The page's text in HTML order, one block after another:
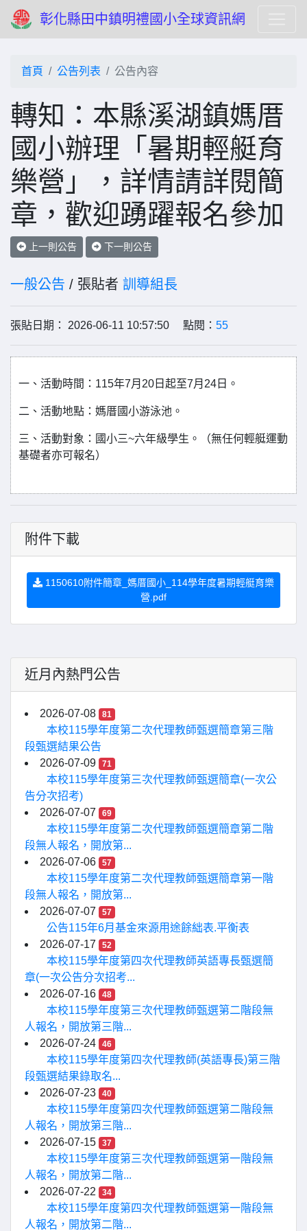
彰化縣田中鎮明禮國小全球資訊網
首頁 公告列表 公告內容
轉知：本縣溪湖鎮媽厝
國小辦理「暑期輕艇育
樂營」，詳情請詳閱簡
章，歡迎踴躍報名參加
上一則公告 下一則公告
一般公告 / 張貼者 訓導組長
張貼日期： 2026-06-11 10:57:50 點閱： 55
一、活動時間：115年7月20日起至7月24日。
二、活動地點：媽厝國小游泳池。
三、活動對象：國小三~六年級學生。（無任何輕艇運動
基礎者亦可報名）
附件下載
1150610附件簡章_媽厝國小_114學年度暑期輕艇育樂
營.pdf
近月內熱門公告
2026-07-08 81
本校115學年度第二次代理教師甄選簡章第三階
段甄選結果公告
2026-07-09
71
本校115學年度第三次代理教師甄選簡章(一次公
告分次招考)
2026-07-07
69
本校115學年度第二次代理教師甄選簡章第二階
段無人報名，開放第...
2026-07-06
57
本校115學年度第二次代理教師甄選簡章第一階
段無人報名，開放第...
2026-07-07
57
公告115年6月基金來源用途餘絀表.平衡表
2026-07-17
52
本校115學年度第四次代理教師英語專長甄選簡
章(一次公告分次招考...
2026-07-16
48
本校115學年度第三次代理教師甄選第二階段無
人報名，開放第三階...
2026-07-24
46
本校115學年度第四次代理教師(英語專長)第三階
段甄選結果錄取名...
2026-07-23
40
本校115學年度第四次代理教師甄選第二階段無
人報名，開放第三階...
2026-07-15
37
本校115學年度第三次代理教師甄選第一階段無
人報名，開放第二階...
2026-07-22
34
本校115學年度第四次代理教師甄選第一階段無
人報名，開放第二階...